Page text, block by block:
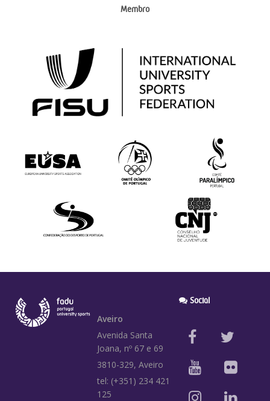
Membro
Aveiro
Avenida Santa
Joana, nº 67 e 69
3810-329, Aveiro
tel: (+351) 234 421
125
Social